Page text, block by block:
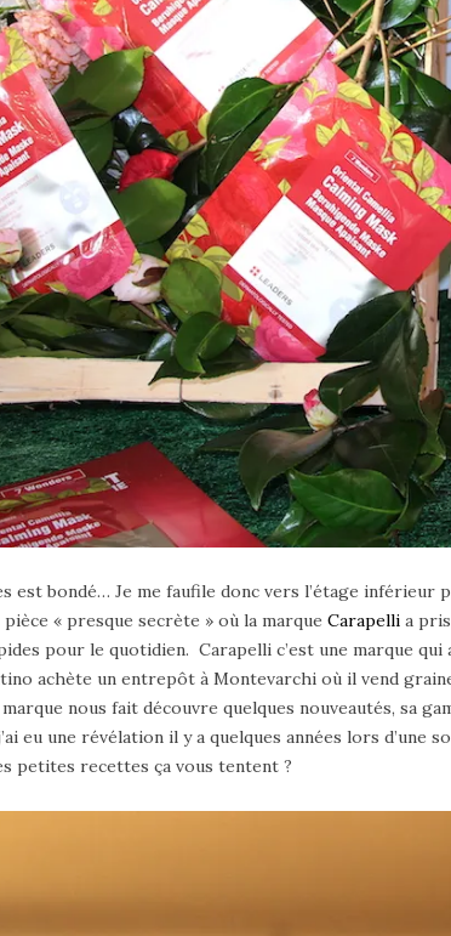
est bondé… Je me faufile donc vers l’étage
« presque secrète » où la marque Carapelli a
pour le quotidien. Carapelli c’est une marque
achète un entrepôt à Montevarchi où il vend
nous fait découvre quelques nouveautés, sa
eu une révélation il y a quelques années lors
petites recettes ça vous tentent ?